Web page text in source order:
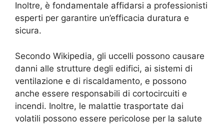
Inoltre, è fondamentale affidarsi a professionisti
esperti per garantire un’efficacia duratura e
sicura.
Secondo Wikipedia, gli uccelli possono causare
danni alle strutture degli edifici, ai sistemi di
ventilazione e di riscaldamento, e possono
anche essere responsabili di cortocircuiti e
incendi. Inoltre, le malattie trasportate dai
volatili possono essere pericolose per la salute